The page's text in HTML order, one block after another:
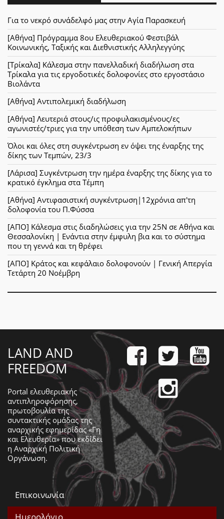
Για το νεκρό συνάδελφό μας στην Αγία Παρασκευή
[Αθήνα] Πρόγραμμα 8ου Ελευθεριακού Φεστιβάλ
Κοινωνικής, Ταξικής και Διεθνιστικής Αλληλεγγύης
[Τρίκαλα] Κάλεσμα στην πανελλαδική διαδήλωση στα
Τρίκαλα για τις εργοδοτικές δολοφονίες στο εργοστάσιο
Βιολάντα
[Αθήνα] Αντιπολεμική διαδήλωση
[Αθήνα] Λευτεριά στους/ις προφυλακισμένους/ες
αγωνιστές/τριες για την υπόθεση των Αμπελοκήπων
Όλοι και όλες στη συγκέντρωση εν όψει της έναρξης της
δίκης των Τεμπών, 23/3
[Λάρισα] Συγκέντρωση την ημέρα έναρξης της δίκης για το
κρατικό έγκλημα στα Τέμπη
[Αθήνα] Αντιφασιστική συγκέντρωση|12χρόνια απ'τη
δολοφονία του Π.Φύσσα
[ΑΠΟ] Κάλεσμα στις διαδηλώσεις για την 25Ν σε Αθήνα και
Θεσσαλονίκη | Ενάντια στην έμφυλη βια και το σύστημα
που τη γεννά και τη θρέφει
[ΑΠΟ] Κράτος και κεφάλαιο δολοφονούν | Γενική Απεργία
Τετάρτη 20 Νοέμβρη
LAND AND
FREEDOM
Portal ελευθεριακής
αντιπληροφόρησης,
πρωτοβουλία της
συντακτικής ομάδας της
αναρχικής εφημερίδας «Γη
και Ελευθερία» που εκδίδει
η Αναρχική Πολιτική
Οργάνωση.
Επικοινωνία